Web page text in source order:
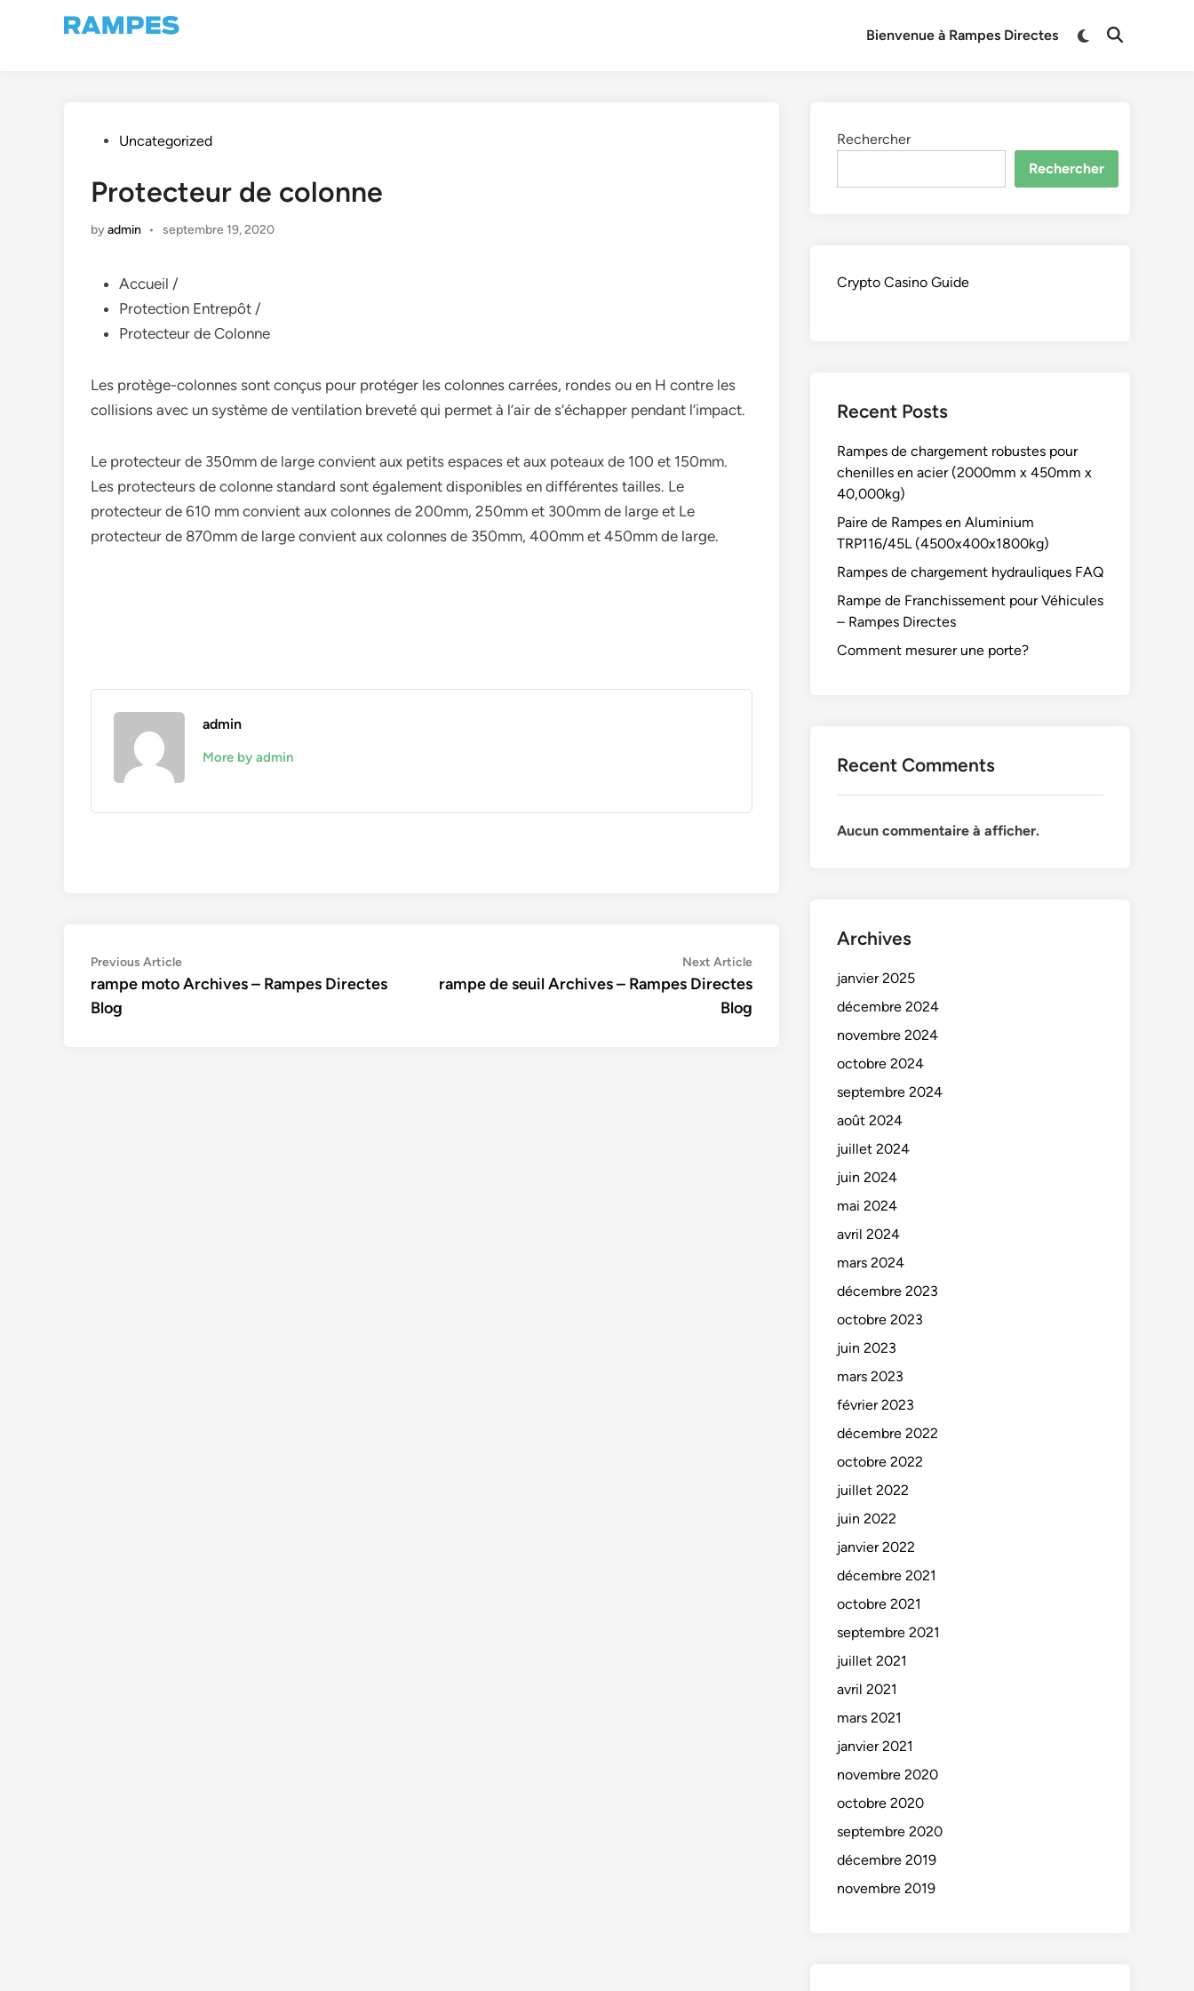
Bienvenue à Rampes Directes
Switch
Open
PostedUncategorized
Protecteur de colonne
byadmin • septembre 19, 2020
Accueil /
Protection Entrepôt /
Protecteur de Colonne
Les protège-colonnes sont conçus pour protéger les colonnes carrées, rondes ou en H contre les
collisions avec un système de ventilation breveté qui permet à l’air de s’échapper pendant l’impact.
Le protecteur de 350mm de large convient aux petits espaces et aux poteaux de 100 et 150mm.
Les protecteurs de colonne standard sont également disponibles en différentes tailles. Le
protecteur de 610 mm convient aux colonnes de 200mm, 250mm et 300mm de large et Le
protecteur de 870mm de large convient aux colonnes de 350mm, 400mm et 450mm de large.
admin
More by admin
Navigation
de
l’article
Previous ArticlePrevious
article:
rampe moto Archives – Rampes Directes
Blog
Next ArticleNext
article:
rampe de seuil Archives – Rampes Directes
Blog
Rechercher
Rechercher
Crypto Casino Guide
Recent Posts
Rampes de chargement robustes pour
chenilles en acier (2000mm x 450mm x
40,000kg)
Paire de Rampes en Aluminium
TRP116/45L (4500x400x1800kg)
Rampes de chargement hydrauliques FAQ
Rampe de Franchissement pour Véhicules
– Rampes Directes
Comment mesurer une porte?
Recent Comments
Aucun commentaire à afficher.
Archives
janvier 2025
décembre 2024
novembre 2024
octobre 2024
septembre 2024
août 2024
juillet 2024
juin 2024
mai 2024
avril 2024
mars 2024
décembre 2023
octobre 2023
juin 2023
mars 2023
février 2023
décembre 2022
octobre 2022
juillet 2022
juin 2022
janvier 2022
décembre 2021
octobre 2021
septembre 2021
juillet 2021
avril 2021
mars 2021
janvier 2021
novembre 2020
octobre 2020
septembre 2020
décembre 2019
novembre 2019